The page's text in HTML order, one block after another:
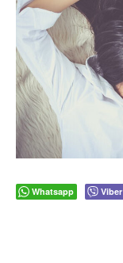
Whatsapp Viber